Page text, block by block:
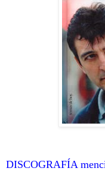
DISCOGRAFÍA